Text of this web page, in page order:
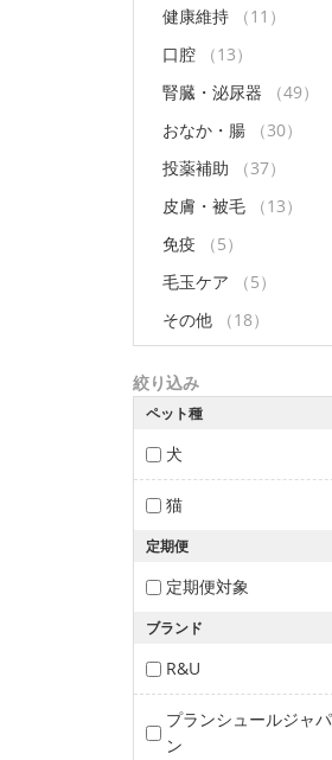
健康維持
（11）
口腔
（13）
腎臓・泌尿器
（49）
おなか・腸
（30）
投薬補助
（37）
皮膚・被毛
（13）
免疫
（5）
毛玉ケア
（5）
その他
（18）
絞り込み
ペット種
犬
猫
定期便
定期便対象
ブランド
R&U
プランシュールジャパ
ン